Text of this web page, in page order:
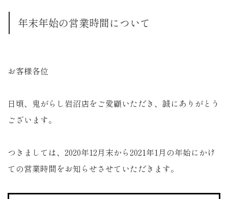
年末年始の営業時間について
お客様各位
日頃、鬼がらし岩沼店をご愛顧いただき、誠にありがとう
ございます。
つきましては、2020年12月末から2021年1月の年始にかけ
ての営業時間をお知らせさせていただきます。